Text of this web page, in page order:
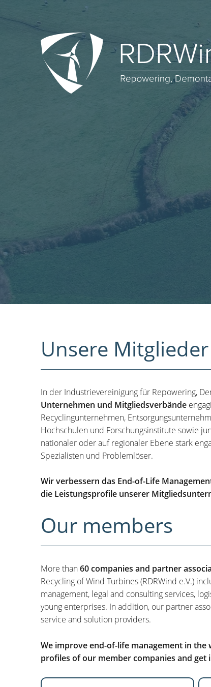
Unsere Mitglieder
In der Industrievereinigung für Repowering,
Unternehmen und Mitgliedsverbände
Recyclingunternehmen,
Hochschulen und Forschungsinstitute sowie
nationaler oder auf regionaler Ebene stark
Spezialisten und Problemlöser.
Wir verbessern das End-of-Life
die Leistungsprofile unserer
Our members
More than60 companies and partner
Recycling of Wind Turbines (RDRWind e.V.)
management, legal and consulting services,
young enterprises. In addition, our partner
service and solution providers.
We improve end-of-life management in
profiles of our member companies and